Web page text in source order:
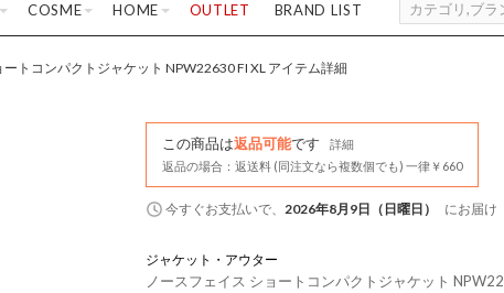
COSME HOME OUTLET BRAND LIST
ートコンパクトジャケット NPW22630 FI XL アイテム詳細
この商品は返品可能です
詳細
返品の場合：返送料 (同注文なら複数個でも) 一律￥660
今すぐお支払いで、 2026年8月9日（日曜日） にお届け
ジャケット・アウター
ノースフェイス ショートコンパクトジャケット